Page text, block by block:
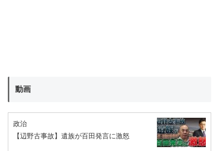
動画
政治
【辺野古事故】遺族が百田発言に激怒